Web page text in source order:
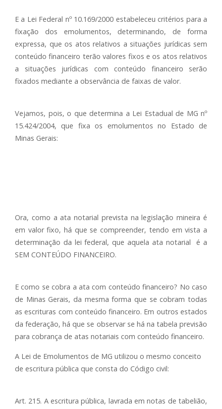
E a Lei Federal nº 10.169/2000 estabeleceu critérios para a
fixação dos emolumentos, determinando, de forma
expressa, que os atos relativos a situações jurídicas sem
conteúdo financeiro terão valores fixos e os atos relativos
a situações jurídicas com conteúdo financeiro serão
fixados mediante a observância de faixas de valor.
Vejamos, pois, o que determina a Lei Estadual de MG nº
15.424/2004, que fixa os emolumentos no Estado de
Minas Gerais:
Ora, como a ata notarial prevista na legislação mineira é
em valor fixo, há que se compreender, tendo em vista a
determinação da lei federal, que aquela ata notarial é a
SEM CONTEÚDO FINANCEIRO.
E como se cobra a ata com conteúdo financeiro? No caso
de Minas Gerais, da mesma forma que se cobram todas
as escrituras com conteúdo financeiro. Em outros estados
da federação, há que se observar se há na tabela previsão
para cobrança de atas notariais com conteúdo financeiro.
A Lei de Emolumentos de MG utilizou o mesmo conceito
de escritura pública que consta do Código civil:
Art. 215. A escritura pública, lavrada em notas de tabelião,